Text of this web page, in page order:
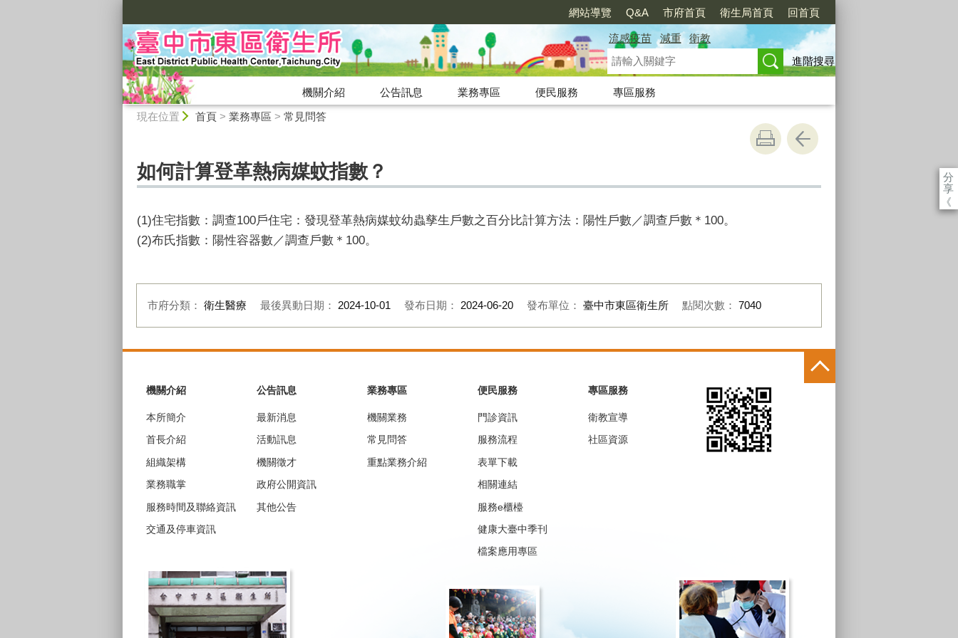
網站導覽 Q&A 市府首頁 衛生局首頁 回首頁
流感疫苗 減重
衛教
進階搜尋
機關介紹 公告訊息 業務專區 便民服務
專區服務
現在位置 首頁> 業務專區 > 常見問答
分
享
《
如何計算登革熱病媒蚊指數？
(1)住宅指數：調查100戶住宅：發現登革熱病媒蚊幼蟲孳生戶數之百分比計算方法：陽性戶數／調查戶數＊100。
(2)布氏指數：陽性容器數／調查戶數＊100。
市府分類： 衛生醫療 最後異動日期： 2024-10-01 發布日期： 2024-06-20 發布單位： 臺中市東區衛生所 點閱次數： 7040
機關介紹
本所簡介
首長介紹
組織架構
業務職掌
服務時間及聯絡資訊
交通及停車資訊
公告訊息
最新消息
活動訊息
機關徵才
政府公開資訊
其他公告
業務專區
機關業務
常見問答
重點業務介紹
便民服務
門診資訊
服務流程
表單下載
相關連結
服務e櫃檯
健康大臺中季刊
檔案應用專區
專區服務
衛教宣導
社區資源